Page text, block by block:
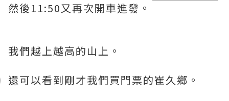
然後11:50又再次開車進發。
我們越上越高的山上。
還可以看到剛才我們買門票的崔久鄉。